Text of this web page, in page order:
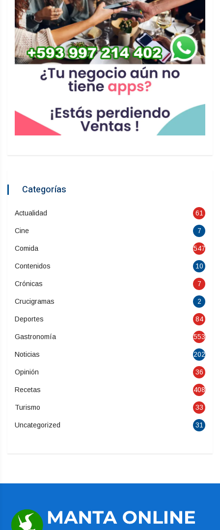
Categorías
Actualidad 61
Cine 7
Comida 547
Contenidos 10
Crónicas 7
Crucigramas 2
Deportes 84
Gastronomía 553
Noticias 202
Opinión 36
Recetas 408
Turismo 33
Uncategorized 31